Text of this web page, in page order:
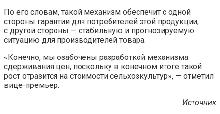
По его словам, такой механизм обеспечит с одной
стороны гарантии для потребителей этой продукции,
с другой стороны — стабильную и прогнозируемую
ситуацию для производителей товара.
«Конечно, мы озабочены разработкой механизма
сдерживания цен, поскольку в конечном итоге такой
рост отразится на стоимости сельхозкультур», — отметил
вице-премьер.
Источник